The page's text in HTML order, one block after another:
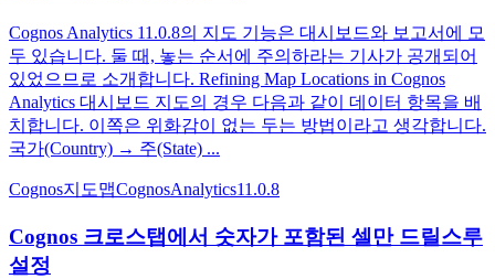
Cognos Analytics 11.0.8의 지도 기능은 대시보드와 보고서에 모
두 있습니다. 둘 때, 놓는 순서에 주의하라는 기사가 공개되어
있었으므로 소개합니다. Refining Map Locations in Cognos
Analytics 대시보드 지도의 경우 다음과 같이 데이터 항목을 배
치합니다. 이쪽은 위화감이 없는 두는 방법이라고 생각합니다.
국가(Country) → 주(State) ...
Cognos지도맵CognosAnalytics11.0.8
Cognos 크로스탭에서 숫자가 포함된 셀만 드릴스루
설정